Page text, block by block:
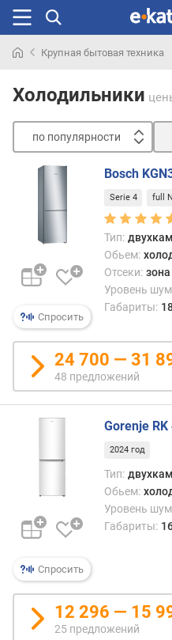
раньше
Крупная бытовая техника
Холодильники
по популярности
у
л
р
н
с
д
ш
е
в
х
к
д
о
р
Спросить
Bosch
Serie 4 full
Тип:
Обьем:
Отсеки:
Уровень
Габариты:
24 700 — 31
48 предложений
Спросить
Gorenje RK
2024 год
Тип:
Обьем:
Уровень
Габариты:
12 296 — 15
25 предложений